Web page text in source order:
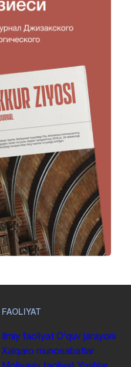
FAOLIYAT
Ilmiy faoliyat Oʻquv jarayoni
Xalqaro munosabatlar